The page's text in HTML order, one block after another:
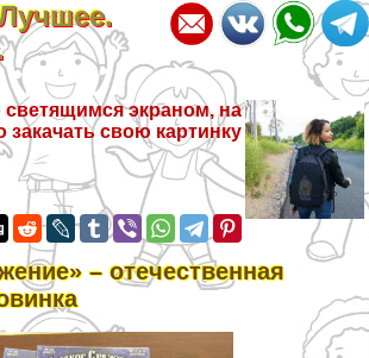
светящимся экраном, на
свою картинку
– отечественная